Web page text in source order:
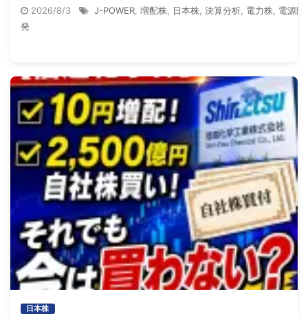
2026/8/3 J-POWER 増配株 日本株 決算分析 電力株 電源開
発
日本株